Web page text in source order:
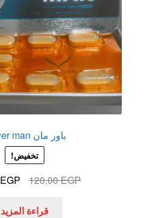
باور مان power man
تخفيض!
120,00EGP
السعر
هو:
EGP
قراءة المزيد